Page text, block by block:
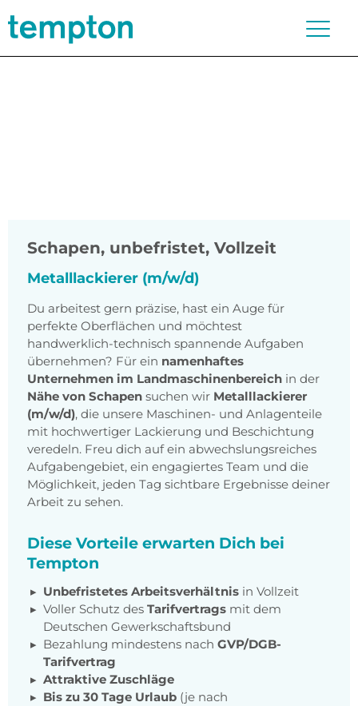
Schapen, unbefristet, Vollzeit
Metalllackierer (m/w/d)
Du arbeitest gern präzise, hast ein Auge für
perfekte Oberflächen und möchtest
handwerklich-technisch spannende Aufgaben
übernehmen? Für ein namenhaftes
Unternehmen im Landmaschinenbereich in der
Nähe von Schapen suchen wir Metalllackierer
(m/w/d), die unsere Maschinen- und Anlagenteile
mit hochwertiger Lackierung und Beschichtung
veredeln. Freu dich auf ein abwechslungsreiches
Aufgabengebiet, ein engagiertes Team und die
Möglichkeit, jeden Tag sichtbare Ergebnisse deiner
Arbeit zu sehen.
Diese Vorteile erwarten Dich bei
Tempton
Unbefristetes Arbeitsverhältnis in Vollzeit
Voller Schutz des Tarifvertrags mit dem
Deutschen Gewerkschaftsbund
Bezahlung mindestens nach GVP/DGB-
Tarifvertrag
Attraktive Zuschläge
Bis zu 30 Tage Urlaub (je nach